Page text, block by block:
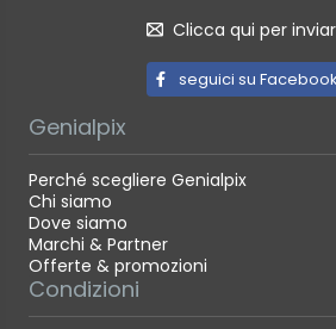
Clicca qui per
seguici su Facebook
Genialpix
Perché scegliere Genialpix
Chi siamo
Dove siamo
Marchi & Partner
Offerte & promozioni
Condizioni